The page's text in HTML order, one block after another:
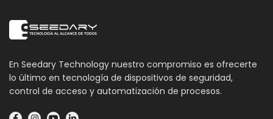
En Seedary Technology nuestro compromiso es ofrecerte
lo último en tecnología de dispositivos de seguridad,
control de acceso y automatización de procesos.